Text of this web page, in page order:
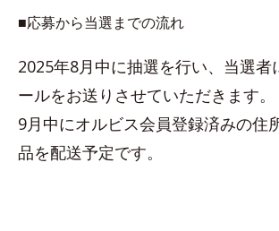
■応募から当選までの流れ
2025年8月中に抽選を行い、当選者
ールをお送りさせていただきます。
9月中にオルビス会員登録済みの住
品を配送予定です。